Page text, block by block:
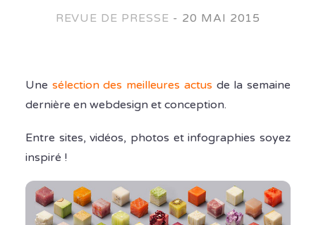
REVUE DE PRESSE - 20 MAI 2015
Une sélection des meilleures actus de la semaine
dernière en webdesign et conception.
Entre sites, vidéos, photos et infographies soyez
inspiré !